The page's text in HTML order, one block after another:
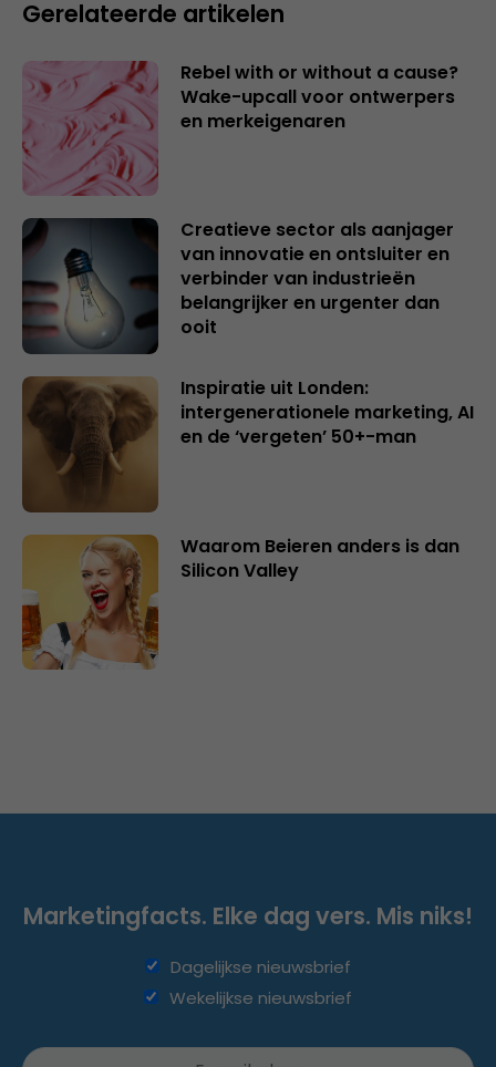
Gerelateerde artikelen
Rebel with or without a cause?
Wake-upcall voor ontwerpers
en merkeigenaren
Creatieve sector als aanjager
van innovatie en ontsluiter en
verbinder van industrieën
belangrijker en urgenter dan
ooit
Inspiratie uit Londen:
intergenerationele marketing, AI
en de ‘vergeten’ 50+-man
Waarom Beieren anders is dan
Silicon Valley
Marketingfacts. Elke dag vers. Mis niks!
Dagelijkse nieuwsbrief
Wekelijkse nieuwsbrief